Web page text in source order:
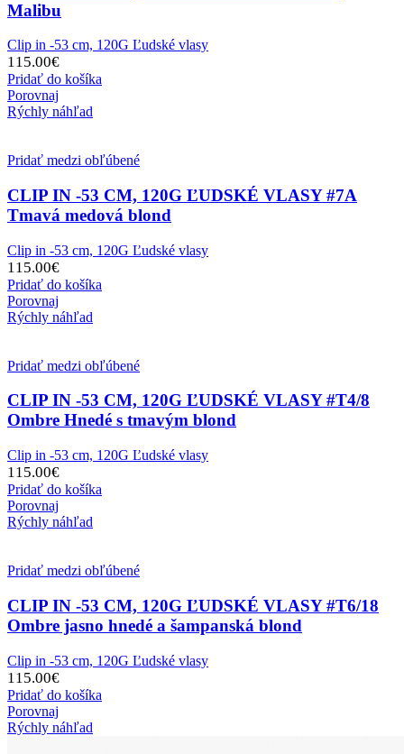
Malibu
Clip in -53 cm, 120G Ľudské vlasy
115.00€
Pridať do košíka
Porovnaj
Rýchly náhľad
Pridať medzi obľúbené
CLIP IN -53 CM, 120G ĽUDSKÉ VLASY #7A
Tmavá medová blond
Clip in -53 cm, 120G Ľudské vlasy
115.00€
Pridať do košíka
Porovnaj
Rýchly náhľad
Pridať medzi obľúbené
CLIP IN -53 CM, 120G ĽUDSKÉ VLASY #T4/8
Ombre Hnedé s tmavým blond
Clip in -53 cm, 120G Ľudské vlasy
115.00€
Pridať do košíka
Porovnaj
Rýchly náhľad
Pridať medzi obľúbené
CLIP IN -53 CM, 120G ĽUDSKÉ VLASY #T6/18
Ombre jasno hnedé a šampanská blond
Clip in -53 cm, 120G Ľudské vlasy
115.00€
Pridať do košíka
Porovnaj
Rýchly náhľad